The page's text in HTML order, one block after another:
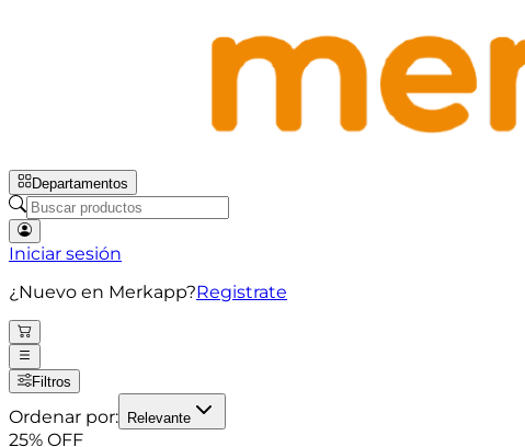
Departamentos
Iniciar sesión
¿Nuevo en Merkapp?Registrate
Filtros
Ordenar por: Relevante
25% OFF